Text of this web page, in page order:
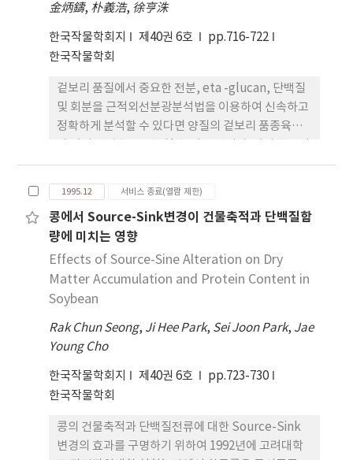
13 11일 치상일의 발아율을 근거로 공시품종들의 저
온발아성을 구분해본 바, 동진벼 등 11품종이 저온발
아성이 양호하였고 상주벼 등 17품종이 저온발아성
가지 미질관련형질들과의 상관에서 출수 소요일수 및
아밀로스함량은 고도의 정의 유의상관이, 입폭과는
부의 유의상관이 인정되었다.
金炳鑄, 朴義浩, 徐亨洙
한국작물학회지 제40권 6호
pp.716-722
한국작물학회
겉보리 품질에서 중요한 전분, eta -glucan, 단백질
및 회분을 근적외선분광분석법을 이용하여 신속하고
정확하게 분석할 수 있다면 양질의 겉보리 품종육성
으로 겉보리 34계통을 공시하여 근적외선 분광광도
계 Neotec 102를 이용한 근적외 스펙트럼과 각각의
화학분석치간의 중회귀분석에 의해 검량식을 작성하
고 각 검량식별 측정 정확성을 분석한 결과는 다음과
같다. 1. 전분함량 분석시 2272/2078/2053/2055nm
의 4개 파장으로 구성된 검량식이 추정치 표준오차
(SEP)가 2.75, 상관계수가 0.932로 측정 정확성이 높
았다 2. β-glucan 함량분석은 2276/2086nm의 2개
가 0.643, 상관계수가 0.588을 나타내 유의성은 인정
되지 않았으나 본 실험에 사용된 근적외선 분광광도
계 파장영역이 넓은 기기를 사용한다면 분석은 가능
할 것으로 생각되었다. 3. 단백질은
의 추정치 표준오차(SEP)가 0.257로 낮았고, 상관계
수가 0.984로 측정 정확성이 매우 높게 나타났다. 4.
1995.12 서비스 종료(열람 제한)
콩에서 Source-Sink변경이 건물축적과 단백질함
량에 미치는 영향
Effects of Source-Sine Alteration on Dry
Matter Accumulation and Protein Content in
Soybean
Rak Chun Seong, Ji Hee Park, Sei Joon Park, Jae
Young Cho
한국작물학회지 제40권 6호
pp.723-730
한국작물학회
콩의 건물축적과 단백질전류에 대한 Source-Sink
변경의 효과를 구명하기 위하여 1992년에 고려대학